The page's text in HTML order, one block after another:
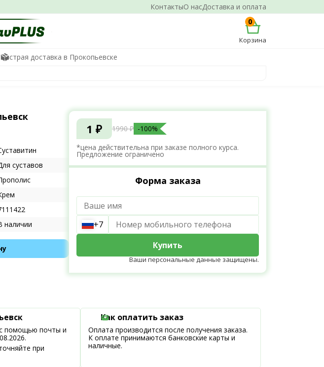
КонтактыО насДоставка и оплата
0
Корзина
Быстрая доставка в Прокопьевске
суставов
наличии
1 ₽ 1990 ₽ -100%
*цена действительна при заказе полного курса.
Предложение ограничено
Форма заказа
+7
Купить
Ваши персональные данные защищены.
помощью почты и
при
Как оплатить заказ
Оплата производится после получения заказа.
К оплате принимаются банковские карты и
наличные.